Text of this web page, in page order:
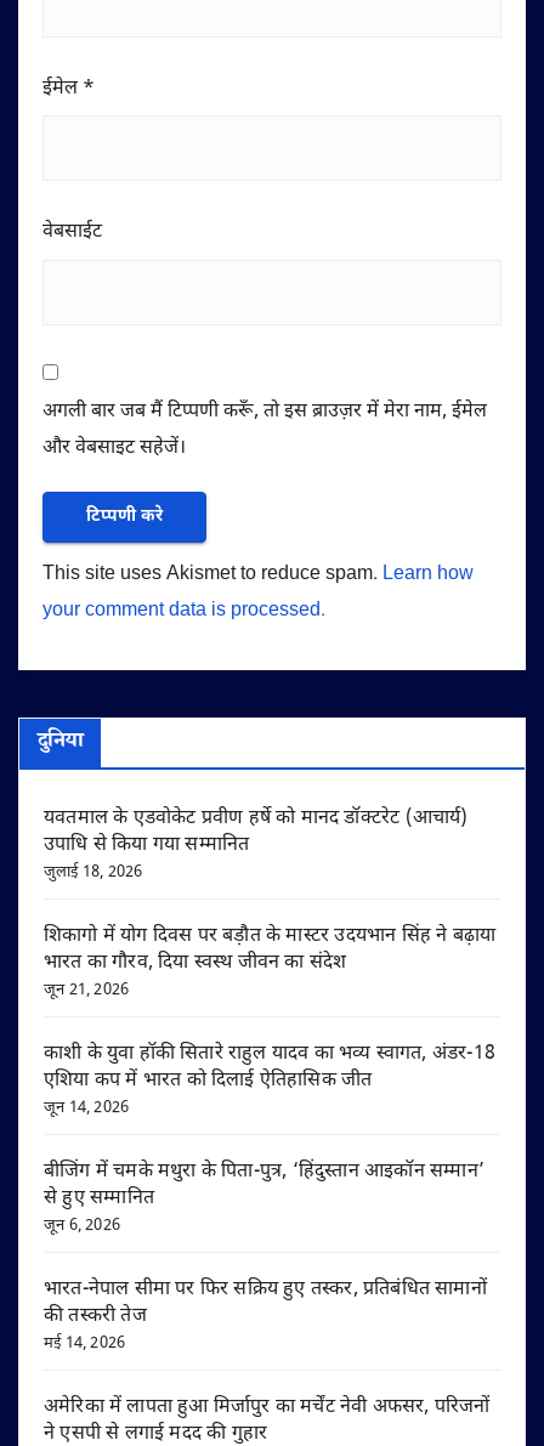
ईमेल *
वेबसाईट
अगली बार जब मैं टिप्पणी करूँ, तो इस ब्राउज़र में मेरा नाम, ईमेल
और वेबसाइट सहेजें।
This site uses Akismet to reduce spam. Learn how
your comment data is processed.
दुनिया
यवतमाल के एडवोकेट प्रवीण हर्षे को मानद डॉक्टरेट (आचार्य)
उपाधि से किया गया सम्मानित
जुलाई 18, 2026
शिकागो में योग दिवस पर बड़ौत के मास्टर उदयभान सिंह ने बढ़ाया
भारत का गौरव, दिया स्वस्थ जीवन का संदेश
जून 21, 2026
काशी के युवा हॉकी सितारे राहुल यादव का भव्य स्वागत, अंडर-18
एशिया कप में भारत को दिलाई ऐतिहासिक जीत
जून 14, 2026
बीजिंग में चमके मथुरा के पिता-पुत्र, ‘हिंदुस्तान आइकॉन सम्मान’
से हुए सम्मानित
जून 6, 2026
भारत-नेपाल सीमा पर फिर सक्रिय हुए तस्कर, प्रतिबंधित सामानों
की तस्करी तेज
मई 14, 2026
अमेरिका में लापता हुआ मिर्जापुर का मर्चेंट नेवी अफसर, परिजनों
ने एसपी से लगाई मदद की गुहार